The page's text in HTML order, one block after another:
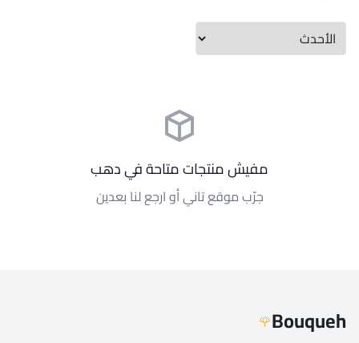
مفيش منتجات متاحة في دهب
جرّب موقع تاني أو ارجع لنا بعدين
Bouqueh
🌹